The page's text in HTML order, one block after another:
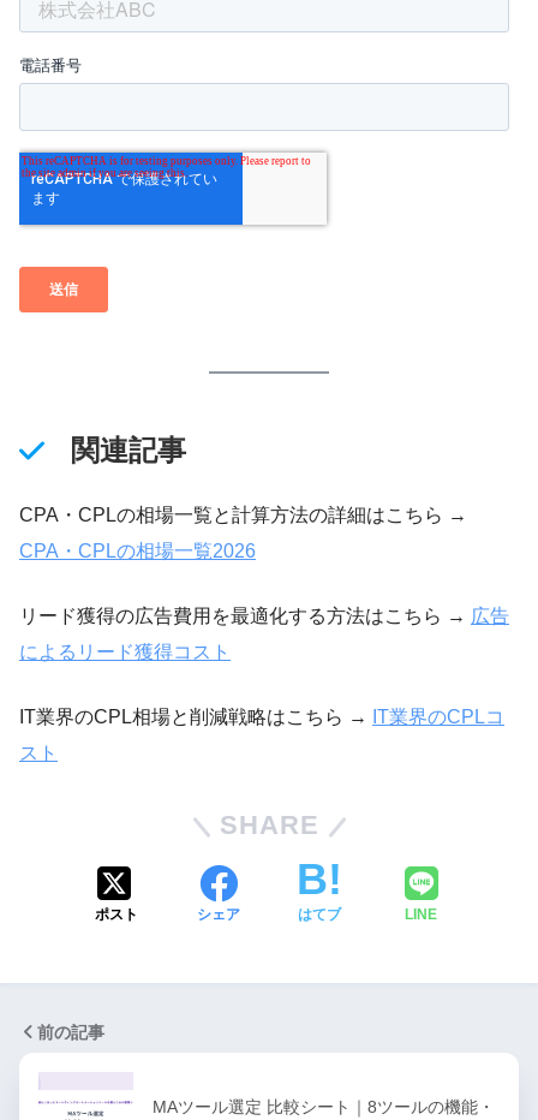
関連記事
CPA・CPLの相場一覧と計算方法の詳細はこちら →
CPA・CPLの相場一覧2026
リード獲得の広告費用を最適化する方法はこちら → 広告
によるリード獲得コスト
IT業界のCPL相場と削減戦略はこちら →
IT業界のCPLコ
スト
SHARE
ポスト シェア はてブ LINE
前の記事
MAツール選定 比較シート｜8ツールの機能・